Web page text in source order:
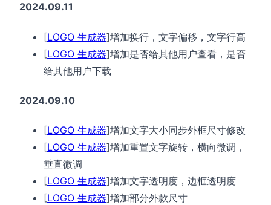
2024.09.11
[LOGO 生成器]增加换行，文字偏移，文字行高
[LOGO 生成器]增加是否给其他用户查看，是否
给其他用户下载
2024.09.10
[LOGO 生成器]增加文字大小同步外框尺寸修改
[LOGO 生成器]增加重置文字旋转，横向微调，
垂直微调
[LOGO 生成器]增加文字透明度，边框透明度
[LOGO 生成器]增加部分外款尺寸